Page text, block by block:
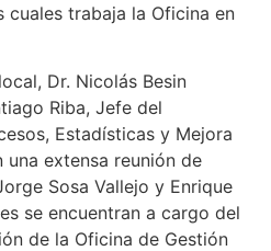
cuales trabaja la Oficina en
Dr. Nicolás Besin
Riba, Jefe del
Estadísticas y Mejora
una extensa reunión de
Sosa Vallejo y Enrique
se encuentran a cargo del
de la Oficina de Gestión